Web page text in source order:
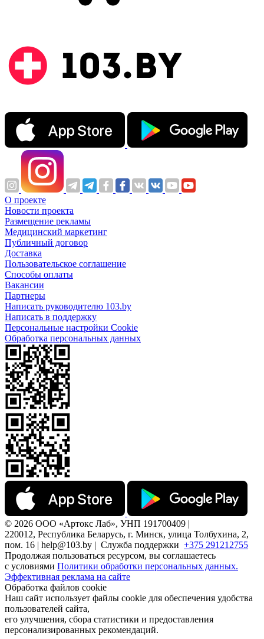
О проекте
Новости проекта
Размещение рекламы
Медицинский маркетинг
Публичный договор
Доставка
Пользовательское соглашение
Способы оплаты
Вакансии
Партнеры
Написать руководителю 103.by
Написать в поддержку
Персональные настройки Cookie
Обработка персональных данных
© 2026 ООО «Артокс Лаб», УНП 191700409 |
220012, Республика Беларусь, г. Минск, улица Толбухина, 2,
пом. 16 | help@103.by | Служба поддержки +375 291212755
Продолжая пользоваться ресурсом, вы соглашаетесь
с условиями Политики обработки персональных данных.
Эффективная реклама на сайте
Обработка файлов cookie
Наш сайт использует файлы cookie для обеспечения удобства
пользователей сайта,
его улучшения, сбора статистики и предоставления
персонализированных рекомендаций.